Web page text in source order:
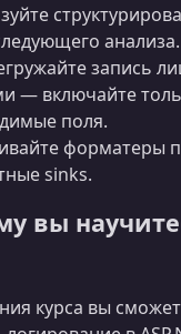
анализа.
запись
— включайте
поля.
форматеры
sinks.
вы
курса вы